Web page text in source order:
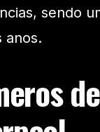
sendo
anos.